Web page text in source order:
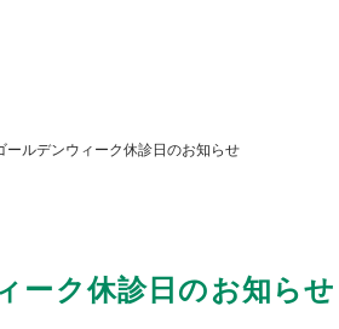
ールデンウィーク休診日のお知らせ
ーク休診日のお知らせ